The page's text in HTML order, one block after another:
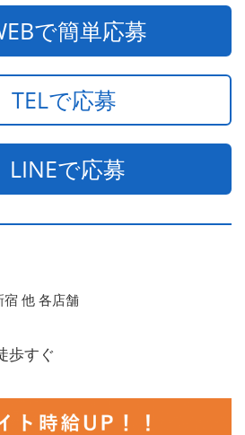
で簡単応募
TELで応募
で応募
他 各店舗
歩すぐ